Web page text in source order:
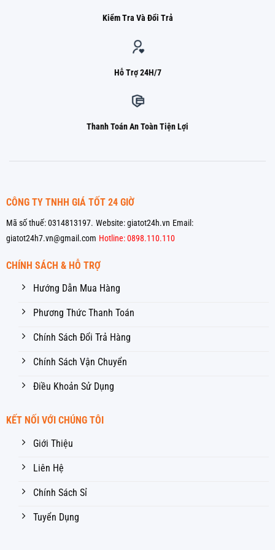
Kiểm Tra Và Đổi Trả
Hỗ Trợ 24H/7
Thanh Toán An Toàn Tiện Lợi
CÔNG TY TNHH GIÁ TỐT 24 GIỜ
Mã số thuế: 0314813197. Website: giatot24h.vn Email:
giatot24h7.vn@gmail.com Hotline: 0898.110.110
CHÍNH SÁCH & HỖ TRỢ
Hướng Dẫn Mua Hàng
Phương Thức Thanh Toán
Chính Sách Đổi Trả Hàng
Chính Sách Vận Chuyển
Điều Khoản Sử Dụng
KẾT NỐI VỚI CHÚNG TÔI
Giới Thiệu
Liên Hệ
Chính Sách Sỉ
Tuyển Dụng